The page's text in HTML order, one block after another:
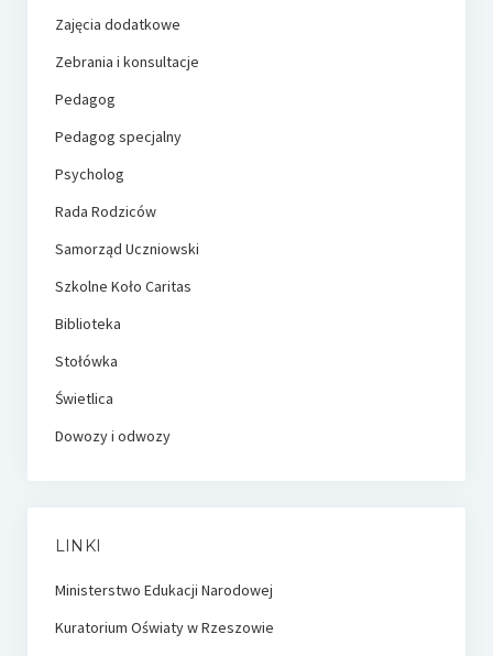
Zajęcia dodatkowe
Zebrania i konsultacje
Pedagog
Pedagog specjalny
Psycholog
Rada Rodziców
Samorząd Uczniowski
Szkolne Koło Caritas
Biblioteka
Stołówka
Świetlica
Dowozy i odwozy
LINKI
Ministerstwo Edukacji Narodowej
Kuratorium Oświaty w Rzeszowie